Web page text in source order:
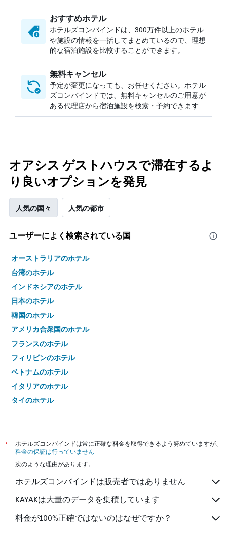
おすすめホテル
ホテルズコンバインドは、300万件以上のホテル
や施設の情報を一括してまとめているので、理想
的な宿泊施設を比較することができます。
無料キャンセル
予定が変更になっても、お任せください。ホテル
ズコンバインドでは、無料キャンセルのご用意が
ある代理店から宿泊施設を検索・予約できます
オアシス ゲストハウスで滞在するよ
り良いオプションを発見
人気の国々 人気の都市
ユーザーによく検索されている国
オーストラリアのホテル
台湾のホテル
インドネシアのホテル
日本のホテル
韓国のホテル
アメリカ合衆国のホテル
フランスのホテル
フィリピンのホテル
ベトナムのホテル
イタリアのホテル
タイのホテル
*
ホテルズコンバインドは常に正確な料金を取得できるよう努めていますが、
料金の保証は行っていません
次のような理由があります。
ホテルズコンバインドは販売者ではありません
KAYAKは大量のデータを集積しています
料金が100%正確ではないのはなぜですか？